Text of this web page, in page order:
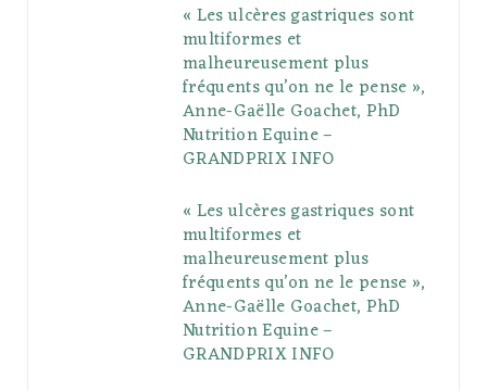
e
P
l
s
g
r
a
m
r
e
s
r
« Les ulcères gastriques sont
multiformes et
malheureusement plus
fréquents qu’on ne le pense »,
Anne-Gaëlle Goachet, PhD
Nutrition Equine –
GRANDPRIX INFO
« Les ulcères gastriques sont
multiformes et
malheureusement plus
fréquents qu’on ne le pense »,
Anne-Gaëlle Goachet, PhD
Nutrition Equine –
GRANDPRIX INFO